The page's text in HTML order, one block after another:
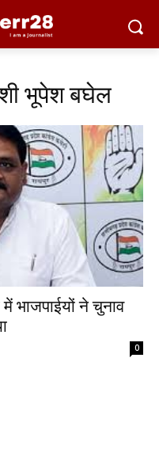
भूपेश बघेल
भाजपाईयों ने चुनाव
0